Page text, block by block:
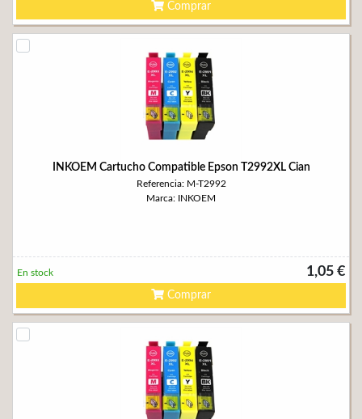
Comprar
INKOEM Cartucho Compatible Epson T2992XL Cian
Referencia: M-T2992
Marca: INKOEM
1,05 €
En stock
Comprar